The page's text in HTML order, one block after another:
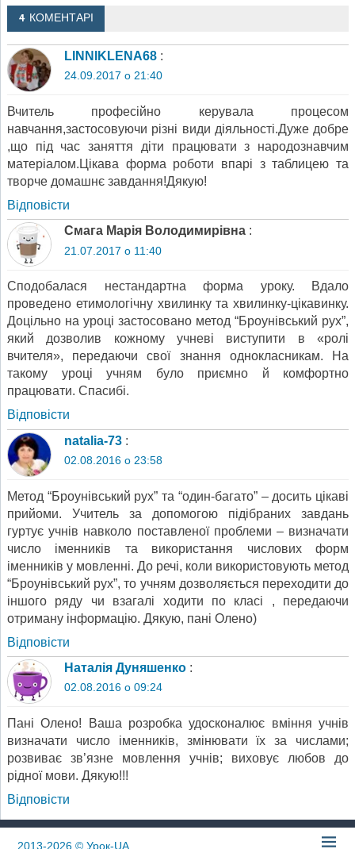
4 КОМЕНТАРІ
LINNIKLENA68 :
24.09.2017 о 21:40
Вчитель професійно керувала процесом
навчання,застосовуючи різні види діяльності.Дуже добре
,що під час заняття діти працювати з народознавчим
матеріалом.Цікава форма роботи впарі з таблицею та
творче домашнє завдання!Дякую!
Відповіcти
Смага Марія Володимирівна :
21.07.2017 о 11:40
Сподобалася нестандартна форма уроку. Вдало
проведено етимологічну хвилинку та хвилинку-цікавинку.
Доцільно на уроці застосовано метод “Броунівський рух”,
який дозволив кожному учневі виступити в «ролі
вчителя», передаючи свої знання однокласникам. На
такому уроці учням було приємно й комфортно
працювати. Спасибі.
Відповіcти
natalia-73 :
02.08.2016 о 23:58
Метод “Броунівський рух” та “один-багато” – досить цікаві
прийоми. Учитель за допомогою підібраних завдань
гуртує учнів навколо поставленої проблеми – визначати
число іменників та використання числових форм
іменників у мовленні. До речі, коли використовують метод
“Броунівський рух”, то учням дозволяється переходити до
іншого ряду чи взагалі ходити по класі , передаючи
отриману інформацію. Дякую, пані Олено)
Відповіcти
Наталія Дуняшенко :
02.08.2016 о 09:24
Пані Олено! Ваша розробка удосконалює вміння учнів
визначати число іменників, змінювати їх за числами;
розвиває зв’язне мовлення учнів; виховує любов до
рідної мови. Дякую!!!
Відповіcти
2013-2026© Урок-UA